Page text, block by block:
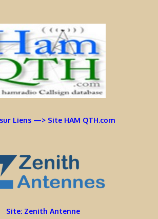
Liens —> Site HAM QTH.com
Site: Zenith Antenne